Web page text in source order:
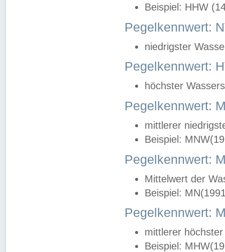
Beispiel: HHW
Pegelkennwert:
niedrigster
Pegelkennwert:
höchster
Pegelkennwert:
mittlerer
Beispiel:
Pegelkennwert:
Mittelwert der
Beispiel:
Pegelkennwert:
mittlerer
Beispiel: